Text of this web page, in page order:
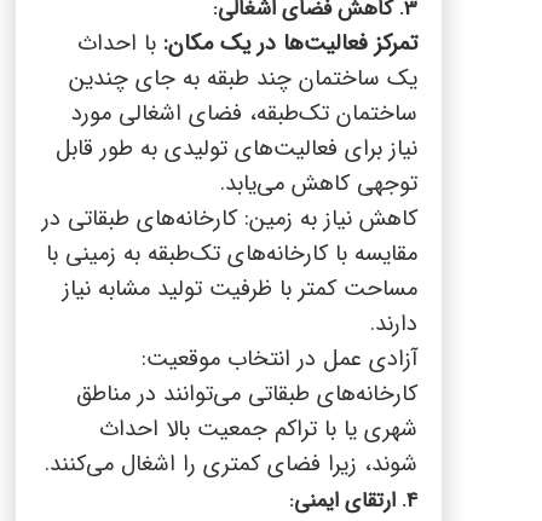
3. کاهش فضای اشغالی:
تمرکز فعالیت‌ها در یک مکان: با احداث
یک ساختمان چند طبقه به جای چندین
ساختمان تک‌طبقه، فضای اشغالی مورد
نیاز برای فعالیت‌های تولیدی به طور قابل
توجهی کاهش می‌یابد.
کاهش نیاز به زمین: کارخانه‌های طبقاتی در
مقایسه با کارخانه‌های تک‌طبقه به زمینی با
مساحت کمتر با ظرفیت تولید مشابه نیاز
دارند.
آزادی عمل در انتخاب موقعیت:
کارخانه‌های طبقاتی می‌توانند در مناطق
شهری یا با تراکم جمعیت بالا احداث
شوند، زیرا فضای کمتری را اشغال می‌کنند.
4. ارتقای ایمنی: